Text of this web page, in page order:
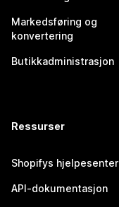
Markedsføring og
konvertering
Butikkadministrasjon
Ressurser
Shopifys hjelpesenter
API-dokumentasjon